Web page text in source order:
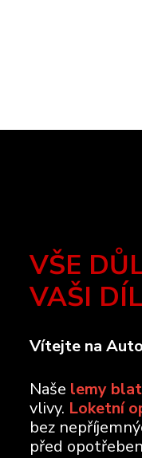
VŠE
VAŠI
Vítejte na
Naše lemy
vlivy. Loketní
bez
před